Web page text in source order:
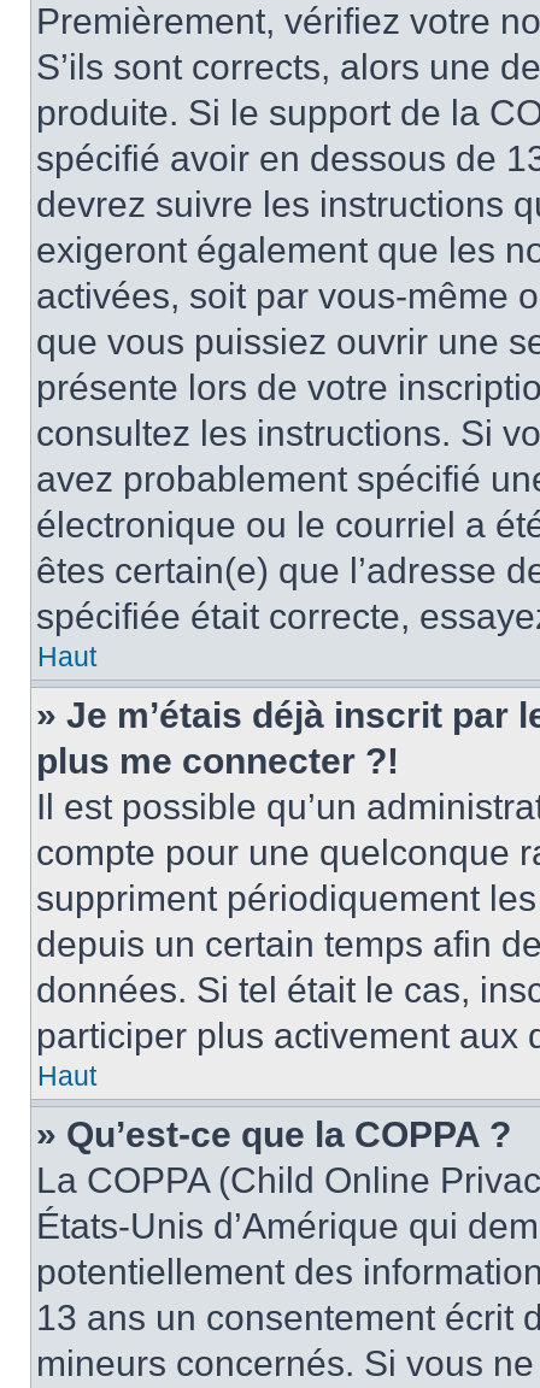
Premièrement, vérifiez votre
S’ils sont corrects, alors une
produite. Si le support de la
spécifié avoir en dessous de
devrez suivre les instructions
exigeront également que les
activées, soit par vous-même
que vous puissiez ouvrir une
présente lors de votre
consultez les instructions. Si
avez probablement spécifié
électronique ou le courriel a
êtes certain(e) que l’adresse
spécifiée était correcte,
Haut
» Je m’étais déjà inscrit par
plus me connecter ?!
Il est possible qu’un
compte pour une quelconque
suppriment périodiquement
depuis un certain temps afin
données. Si tel était le cas,
participer plus activement aux
Haut
» Qu’est-ce que la COPPA ?
La COPPA (Child Online
États-Unis d’Amérique qui
potentiellement des
13 ans un consentement écrit
mineurs concernés. Si vous